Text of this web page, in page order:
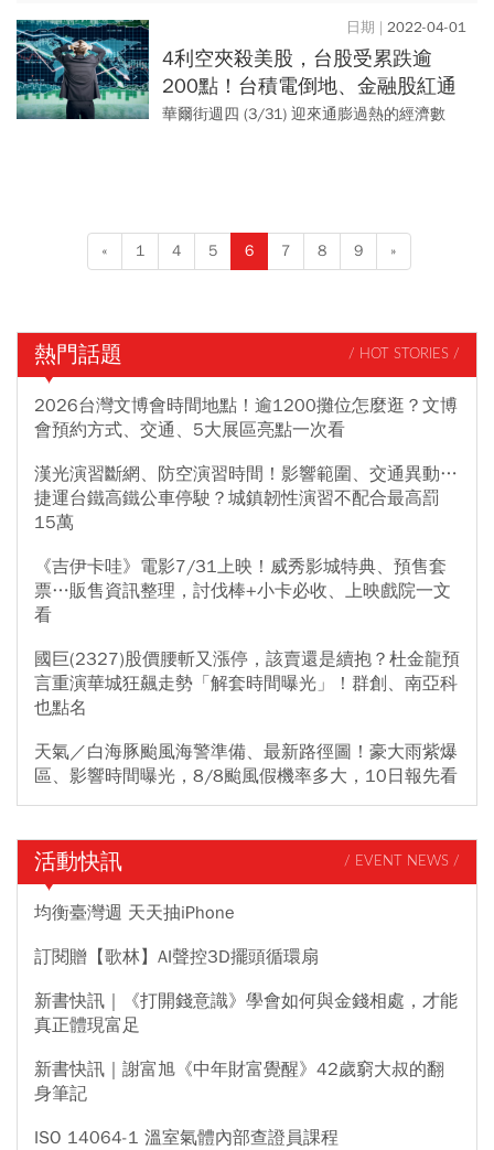
高，不過在全球供應鏈運行尚未恢復順暢，
肺炎變種病毒...
2022-04-01
4利空夾殺美股，台股受累跌逾
200點！台積電倒地、金融股紅通
通「這檔」半根漲停
華爾街週四 (3/31) 迎來通膨過熱的經濟數
« 1 4 5 6 7 8 9 »
熱門話題 / HOT STORIES /
2026台灣文博會時間地點！逾1200攤位怎麼逛？文博
會預約方式、交通、5大展區亮點一次看
漢光演習斷網、防空演習時間！影響範圍、交通異動…
捷運台鐵高鐵公車停駛？城鎮韌性演習不配合最高罰
15萬
《吉伊卡哇》電影7/31上映！威秀影城特典、預售套
票…販售資訊整理，討伐棒+小卡必收、上映戲院一文
看
國巨(2327)股價腰斬又漲停，該賣還是續抱？杜金龍預
言重演華城狂飆走勢「解套時間曝光」！群創、南亞科
也點名
天氣／白海豚颱風海警準備、最新路徑圖！豪大雨紫爆
區、影響時間曝光，8/8颱風假機率多大，10日報先看
活動快訊 / EVENT NEWS /
均衡臺灣週 天天抽iPhone
訂閱贈【歌林】AI聲控3D擺頭循環扇
新書快訊｜《打開錢意識》學會如何與金錢相處，才能
真正體現富足
新書快訊｜謝富旭《中年財富覺醒》42歲窮大叔的翻
身筆記
ISO 14064-1 溫室氣體內部查證員課程